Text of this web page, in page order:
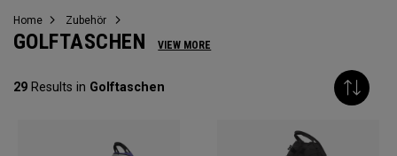
Home Zubehör
GOLFTASCHEN VIEW MORE
29 Results in Golftaschen